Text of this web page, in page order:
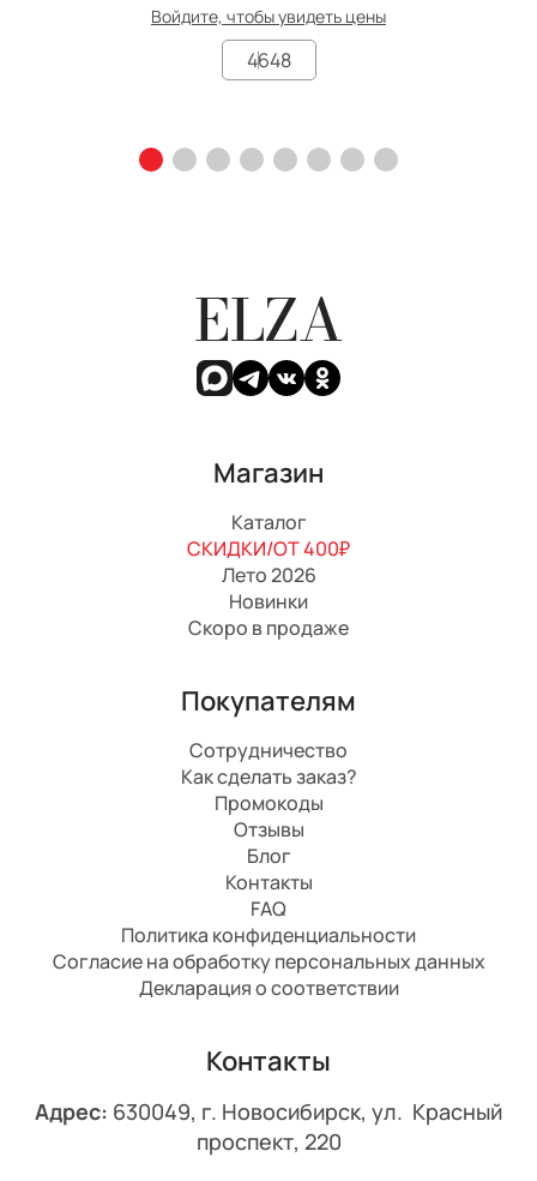
Войдите, чтобы увидеть цены
4648
ELZA
Магазин
Каталог
СКИДКИ/ОТ 400₽
Лето 2026
Новинки
Скоро в продаже
Покупателям
Сотрудничество
Как сделать заказ?
Промокоды
Отзывы
Блог
Контакты
FAQ
Политика конфиденциальности
Согласие на обработку персональных данных
Декларация о соответствии
Контакты
Адрес: 630049, г. Новосибирск, ул. Красный
проспект, 220